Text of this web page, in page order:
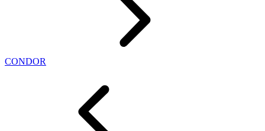
CONDOR